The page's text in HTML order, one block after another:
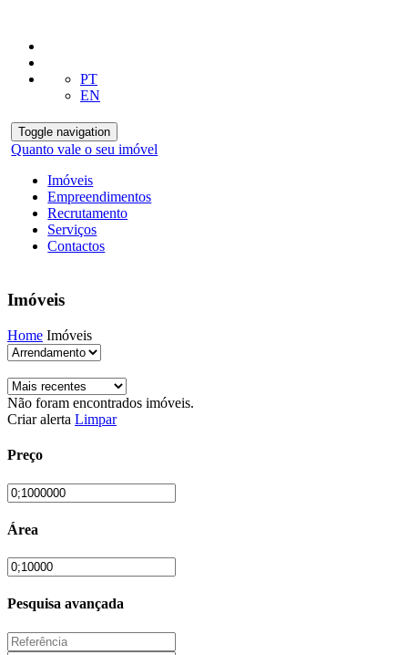
PT
EN
Toggle navigation
Quanto vale o seu imóvel
Imóveis
Empreendimentos
Recrutamento
Serviços
Contactos
Imóveis
Home Imóveis
Não foram encontrados imóveis.
Criar alerta Limpar
Preço
Área
Pesquisa avançada